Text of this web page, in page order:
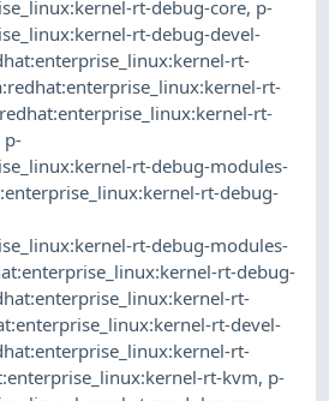
rt-debug-core, p-
rt-debug-devel-
rt-
rt-
rt-
p-
rt-debug-modules-
rt-debug-
rt-debug-modules-
rt-debug-
rt-
rt-devel-
rt-
rt-kvm, p-